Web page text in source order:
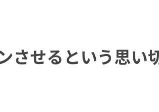
住まいの塗替えガイド
CSR活動
させるという思い